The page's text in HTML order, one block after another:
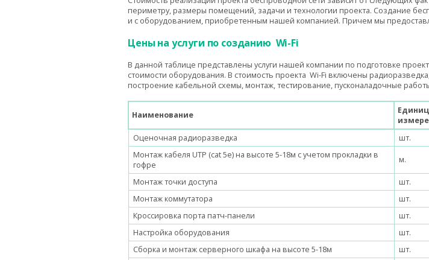
периметру, размеры помещений, задачи и технологии проекта. Создание
и с оборудованием, приобретенным нашей компанией. Причем мы
Цены на услуги по созданию Wi-Fi
В данной таблице представлены услуги нашей компании по подготовке
стоимости оборудования. В стоимость проекта Wi-Fi включены
построение кабельной схемы, монтаж, тестирование, пусконаладочные
Наименование
Оценочная радиоразведка
шт.
Монтаж кабеля UTP (cat 5e) на высоте 5-18м с учетом прокладки в
гофре
м.
Монтаж точки доступа шт.
Монтаж коммутатора
шт.
Кроссировка порта патч-панели
шт.
Настройка оборудования
шт.
Сборка и монтаж серверного шкафа на высоте 5-18м
шт.